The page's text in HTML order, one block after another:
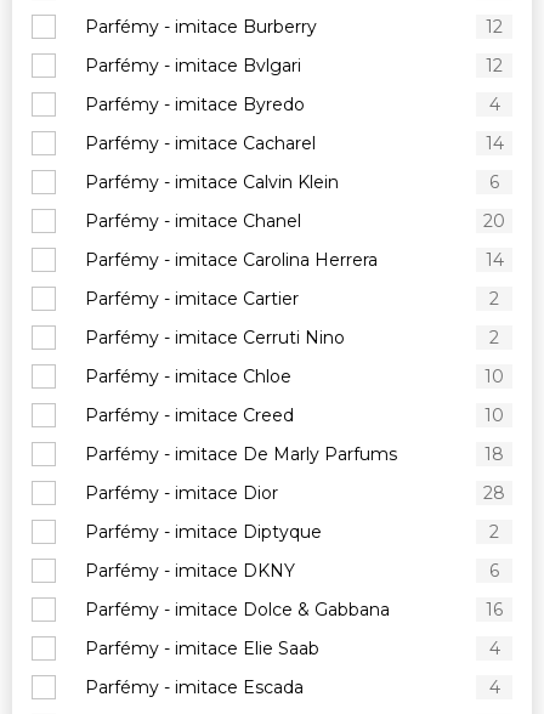
Parfémy - imitace Burberry
12
Parfémy - imitace Bvlgari
12
Parfémy - imitace Byredo
4
Parfémy - imitace Cacharel
14
Parfémy - imitace Calvin Klein
6
Parfémy - imitace Chanel
20
Parfémy - imitace Carolina Herrera
14
Parfémy - imitace Cartier
2
Parfémy - imitace Cerruti Nino
2
Parfémy - imitace Chloe
10
Parfémy - imitace Creed
10
Parfémy - imitace De Marly Parfums
18
Parfémy - imitace Dior
28
Parfémy - imitace Diptyque
2
Parfémy - imitace DKNY
6
Parfémy - imitace Dolce & Gabbana
16
Parfémy - imitace Elie Saab
4
Parfémy - imitace Escada
4